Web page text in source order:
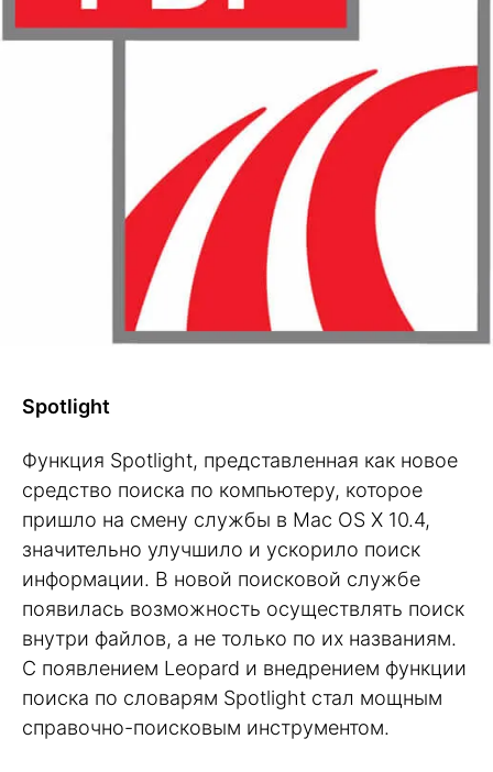
Spotlight
Функция Spotlight, представленная как новое
средство поиска по компьютеру, которое
пришло на смену службы в Mac OS X 10.4,
значительно улучшило и ускорило поиск
информации. В новой поисковой службе
появилась возможность осуществлять поиск
внутри файлов, а не только по их названиям.
C появлением Leopard и внедрением функции
поиска по словарям Spotlight стал мощным
справочно-поисковым инструментом.